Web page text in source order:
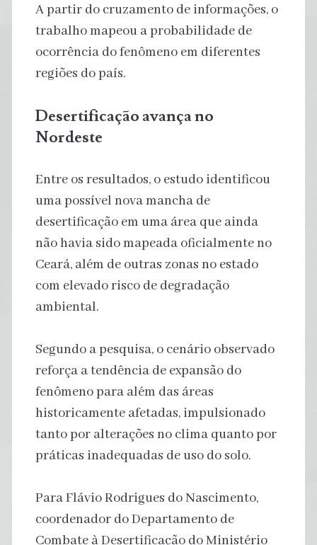
A partir do cruzamento de informações, o
trabalho mapeou a probabilidade de
ocorrência do fenômeno em diferentes
regiões do país.
Desertificação avança no
Nordeste
Entre os resultados, o estudo identificou
uma possível nova mancha de
desertificação em uma área que ainda
não havia sido mapeada oficialmente no
Ceará, além de outras zonas no estado
com elevado risco de degradação
ambiental.
Segundo a pesquisa, o cenário observado
reforça a tendência de expansão do
fenômeno para além das áreas
historicamente afetadas, impulsionado
tanto por alterações no clima quanto por
práticas inadequadas de uso do solo.
Para Flávio Rodrigues do Nascimento,
coordenador do Departamento de
Combate à Desertificação do Ministério